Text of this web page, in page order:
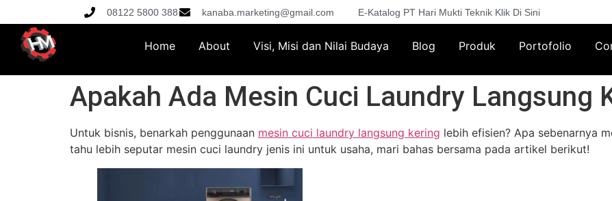
08122 5800 388 kanaba.marketing@gmail.com E-Katalog PT Hari Mukti Teknik Klik Di Sini
Home About Visi, Misi dan Nilai Budaya Blog Produk Portofolio
Apakah Ada Mesin Cuci Laundry Langsung
Untuk bisnis, benarkah penggunaan mesin cuci laundry langsung kering lebih efisien? Apa sebenarnya
tahu lebih seputar mesin cuci laundry jenis ini untuk usaha, mari bahas bersama pada artikel berikut!